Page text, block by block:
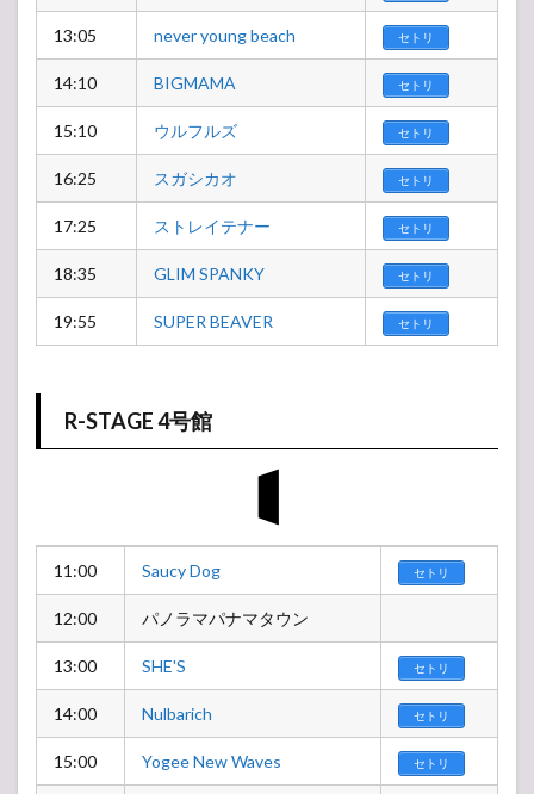
13:05 never young beach セトリ
14:10 BIGMAMA セトリ
15:10 ウルフルズ セトリ
16:25 スガシカオ セトリ
17:25 ストレイテナー セトリ
18:35 GLIM SPANKY セトリ
19:55 SUPER BEAVER セトリ
R-STAGE 4号館
11:00 Saucy Dog セトリ
12:00 パノラマパナマタウン
13:00 SHE'S セトリ
14:00 Nulbarich セトリ
15:00 Yogee New Waves セトリ